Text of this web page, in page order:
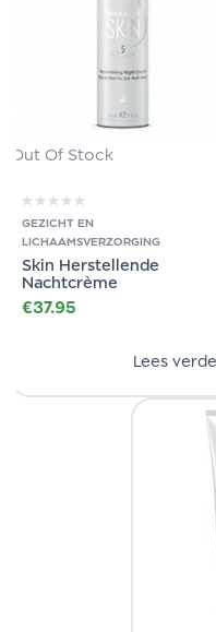
Out Of Stock
GEZICHT EN
LICHAAMSVERZORGING
Skin Herstellende
Nachtcrème
€37.95
Lees